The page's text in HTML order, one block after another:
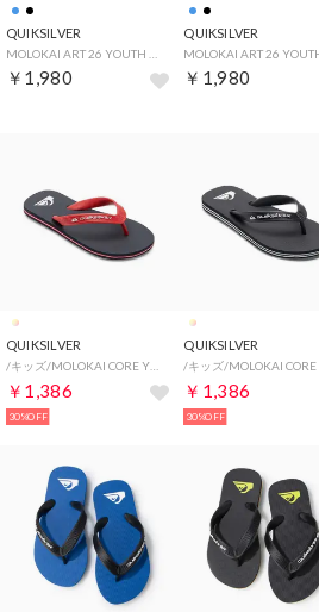
QUIKSILVER
￥1,980
QUIKSILVER
￥1,980
QUIKSILVER
￥1,386
30%OFF
QUIKSILVER
￥1,386
30%OFF